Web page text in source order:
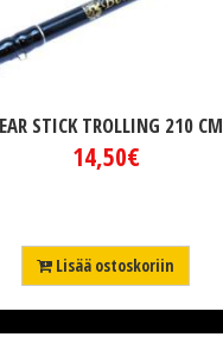
STICK TROLLING 210 CM
14,50€
Lisää ostoskoriin